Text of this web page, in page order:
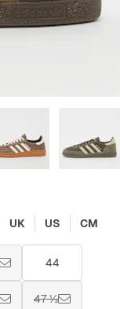
UK US CM
44
47 ⅓